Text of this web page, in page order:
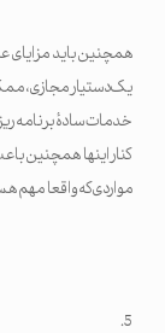
همچنین باید مزایای
یک دستیار مجازی،
خدمات سادۀ برنامه
کنار اینها همچنین
مواردی که واقعا مهم